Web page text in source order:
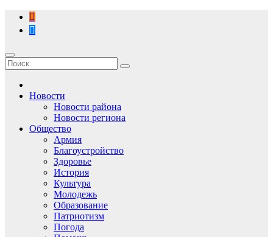
Перейти
содержимому
Новости
Новости района
Новости региона
Общество
Армия
Благоустройство
Здоровье
История
Культура
Молодежь
Образование
Патриотизм
Погода